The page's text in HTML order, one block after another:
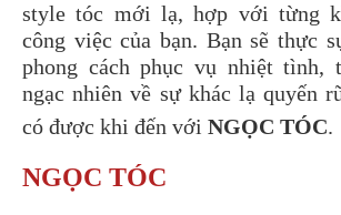
style tóc mới lạ, hợp với từng
công việc của bạn. Bạn sẽ thực
phong cách phục vụ nhiệt tình,
ngạc nhiên về sự khác lạ quyến
có được khi đến với NGỌC TÓC.
NGỌC TÓC